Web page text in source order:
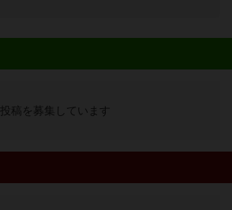
投稿を募集しています